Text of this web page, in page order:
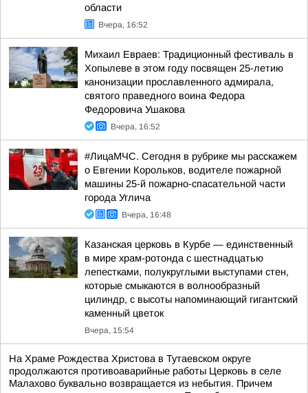
области
Вчера, 16:52
Михаил Евраев: Традиционный фестиваль в
Хопылеве в этом году посвящен 25-летию
канонизации прославленного адмирала,
святого праведного воина Федора
Федоровича Ушакова
Вчера, 16:52
#ЛицаМЧС. Сегодня в рубрике мы расскажем
о Евгении Корольков, водителе пожарной
машины 25-й пожарно-спасательной части
города Углича
Вчера, 16:48
Казанская церковь в Курбе — единственный
в мире храм-ротонда с шестнадцатью
лепестками, полукруглыми выступами стен,
которые смыкаются в волнообразный
цилиндр, с высоты напоминающий гигантский
каменный цветок
Вчера, 15:54
На Храме Рождества Христова в Тутаевском округе
продолжаются противоаварийные работы Церковь в селе
Малахово буквально возвращается из небытия. Причем